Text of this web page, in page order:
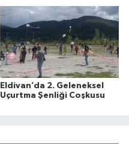
Eldivan’da 2. Geleneksel
Uçurtma Şenliği Coşkusu